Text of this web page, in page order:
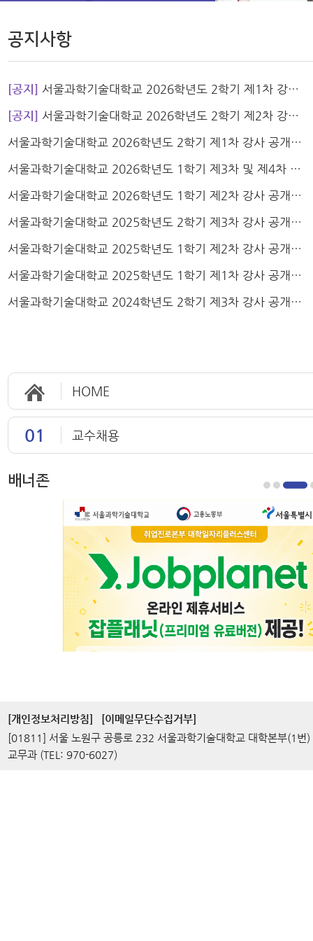
공지사항
[공지] 서울과학기술대학교 2026학년도 2학기 제1차 강사 공개채용 합격자 발표 및 임용 등록 안내
[공지] 서울과학기술대학교 2026학년도 2학기 제2차 강사 공개채용 공고
서울과학기술대학교 2026학년도 2학기 제1차 강사 공개채용 공고
서울과학기술대학교 2026학년도 1학기 제3차 및 제4차 강사 공개채용 합격자 발표 및 임용 등록 안내
서울과학기술대학교 2026학년도 1학기 제2차 강사 공개채용 합격자 발표 및 임용 등록 안내
서울과학기술대학교 2025학년도 2학기 제3차 강사 공개채용 공고
서울과학기술대학교 2025학년도 1학기 제2차 강사 공개채용 합격자 발표 및 임용 등록 안내
서울과학기술대학교 2025학년도 1학기 제1차 강사 공개채용 합격자 발표 및 임용 등록 안내
서울과학기술대학교 2024학년도 2학기 제3차 강사 공개채용 합격자 발표 및 임용 등록 안내
HOME
01 교수채용
배너존
[개인정보처리방침]
[이메일무단수집거부]
[01811] 서울 노원구 공릉로 232 서울과학기술대학교 대학본부(1번
교무과 (TEL: 970-6027)